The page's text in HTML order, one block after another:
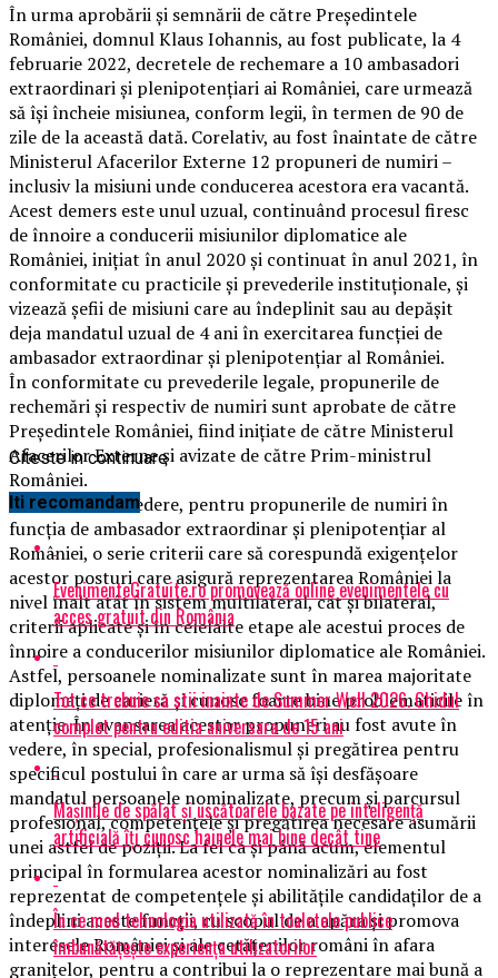
În urma aprobării și semnării de către Președintele
României, domnul Klaus Iohannis, au fost publicate, la 4
februarie 2022, decretele de rechemare a 10 ambasadori
extraordinari și plenipotențiari ai României, care urmează
să își încheie misiunea, conform legii, în termen de 90 de
zile de la această dată. Corelativ, au fost înaintate de către
Ministerul Afacerilor Externe 12 propuneri de numiri –
inclusiv la misiuni unde conducerea acestora era vacantă.
Acest demers este unul uzual, continuând procesul firesc
de înnoire a conducerii misiunilor diplomatice ale
României, inițiat în anul 2020 și continuat în anul 2021, în
conformitate cu practicile și prevederile instituționale, și
vizează șefii de misiuni care au îndeplinit sau au depășit
deja mandatul uzual de 4 ani în exercitarea funcției de
ambasador extraordinar și plenipotențiar al României.
În conformitate cu prevederile legale, propunerile de
rechemări și respectiv de numiri sunt aprobate de către
Președintele României, fiind inițiate de către Ministerul
Afacerilor Externe și avizate de către Prim-ministrul
României.
MAE a avut în vedere, pentru propunerile de numiri în
funcția de ambasador extraordinar și plenipotențiar al
României, o serie criterii care să corespundă exigențelor
acestor posturi care asigură reprezentarea României la
nivel înalt atât în sistem multilateral, cât și bilateral,
criterii aplicate și în celelalte etape ale acestui proces de
înnoire a conducerilor misiunilor diplomatice ale României.
Astfel, persoanele nominalizate sunt în marea majoritate
diplomați de carieră și cunosc foarte bine problematicile în
atenție. În avansarea acestor propuneri au fost avute în
vedere, în special, profesionalismul și pregătirea pentru
specificul postului în care ar urma să își desfășoare
mandatul persoanele nominalizate, precum și parcursul
profesional, competențele și pregătirea necesare asumării
unei astfel de poziții. La fel ca și până acum, elementul
principal în formularea acestor nominalizări au fost
reprezentat de competențele și abilitățile candidaților de a
îndeplini aceste funcții, cu scopul de a apăra și promova
interesele României și ale cetățenilor români în afara
granițelor, pentru a contribui la o reprezentare mai bună a
Citeste in continuare
Iti recomandam
EvenimenteGratuite.ro promovează online evenimentele cu
acces gratuit din România
Tot ce trebuie sa stii inainte de Summer Well 2026. Ghidul
complet pentru editia aniversara de 15 ani
Mașinile de spălat și uscătoarele bazate pe inteligență
artificială îți cunosc hainele mai bine decât tine
În ce mod tehnologia utilizată în toaletele publice
îmbunătățește experiența utilizatorilor